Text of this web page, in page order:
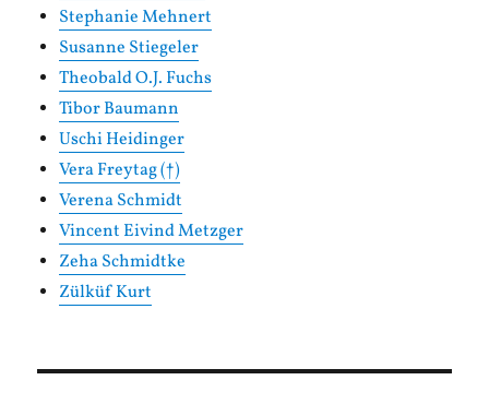
Stephanie Mehnert
Susanne Stiegeler
Theobald O.J. Fuchs
Tibor Baumann
Uschi Heidinger
Vera Freytag (†)
Verena Schmidt
Vincent Eivind Metzger
Zeha Schmidtke
Zülküf Kurt